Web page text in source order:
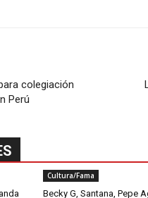
colegiación
Perú
Cultura/Fama
Becky G, Santana, Pepe